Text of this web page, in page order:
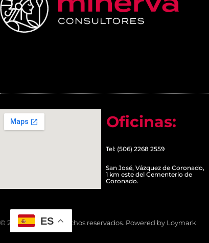
Oficinas:
Tel: (506) 2268 2559
San José, Vázquez de Coronado,
1 km este del Cementerio de
Coronado.
© 2022 Todos los derechos reservados. Powered by Loymark
ES